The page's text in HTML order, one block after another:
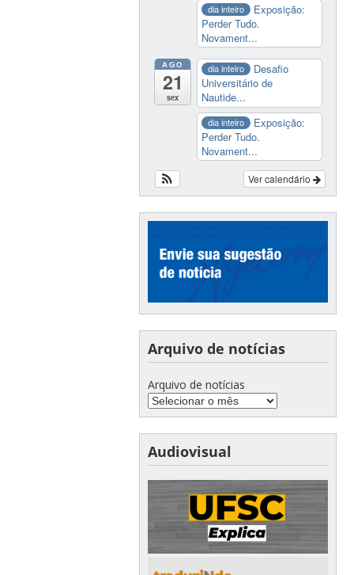
dia inteiro
Exposição:
Perder Tudo.
Novament...
AGO
21
sex
dia inteiro
Desafio
Universitário de
Nautide...
dia inteiro
Exposição:
Perder Tudo.
Novament...
Ver calendário
Arquivo de notícias
Arquivo de notícias
Audiovisual